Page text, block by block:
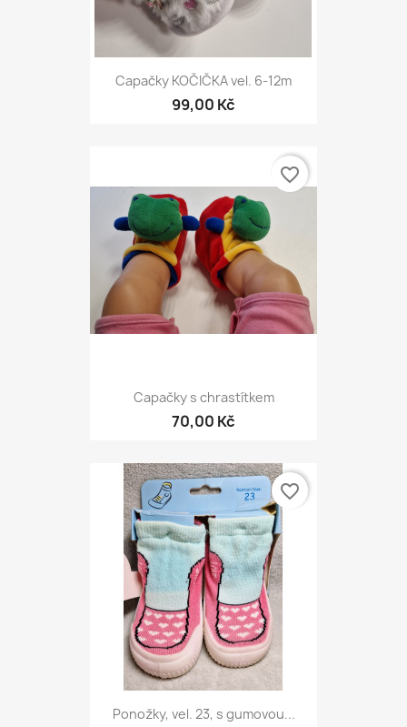
Capačky KOČIČKA vel. 6-12m
99,00 Kč
Capačky s chrastítkem
70,00 Kč
favorite_border
Ponožky, vel. 23, s gumovou...
favorite_border